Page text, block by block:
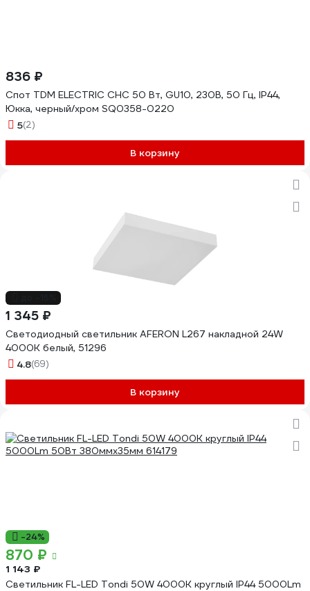
836 ₽
Спот TDM ELECTRIC СНС 50 Вт, GU10, 230В, 50 Гц, IP44,
Юкка, черный/хром SQ0358-0220
5(2)
В корзину
1 345 ₽
Светодиодный светильник AFERON L267 накладной 24W
4000K белый, 51296
4.8(69)
В корзину
-24%
870 ₽
1 143 ₽
Светильник FL-LED Tondi 50W 4000K круглый IP44 5000Lm